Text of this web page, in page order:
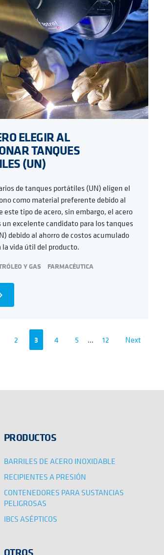
ELEGIR AL
TANQUES
(UN)
de tanques portátiles (UN) eligen el
como material preferente debido al
este tipo de acero, sin embargo, el acero
un excelente candidato para los tanques
debido al ahorro de costos acumulado
vida útil del producto.
Y GAS FARMACÉUTICA
2 3 4 5 ... 12 Next
PRODUCTOS
BARRILES DE ACERO INOXIDABLE
RECIPIENTES A PRESIÓN
CONTENEDORES PARA SUSTANCIAS
PELIGROSAS
IBCS ASÉPTICOS
OTROS